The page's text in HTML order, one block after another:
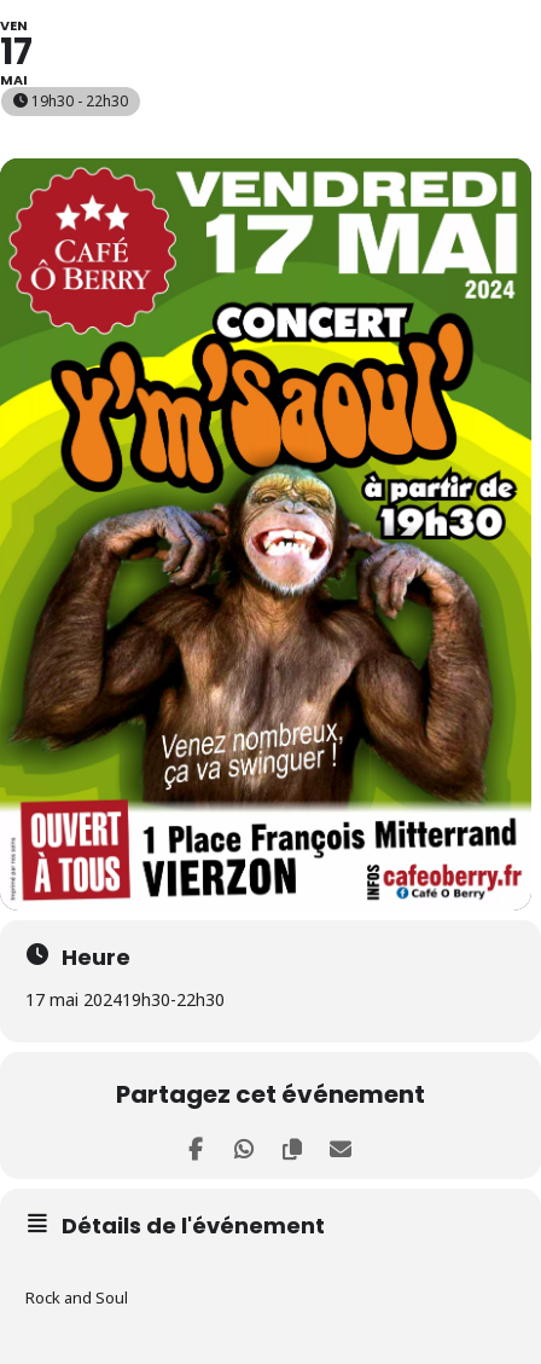
VEN
17
MAI
19h30 - 22h30
Heure
17 mai 202419h30-22h30
Partagez cet événement
Détails de l'événement
Rock and Soul